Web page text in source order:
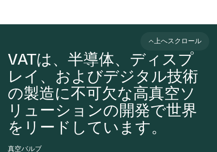
VATは、半導体、ディスプ
レイ、およびデジタル技術
の製造に不可欠な高真空ソ
リューションの開発で世界
をリードしています。
上へスクロール
真空バルブ